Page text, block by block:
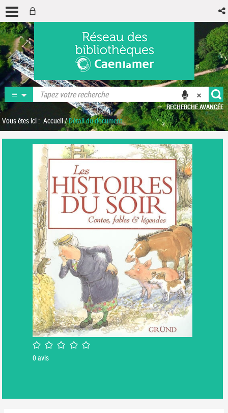
RECHERCHE AVANCÉE
Vous êtes ici : Accueil/Détail du document
/5
0avis